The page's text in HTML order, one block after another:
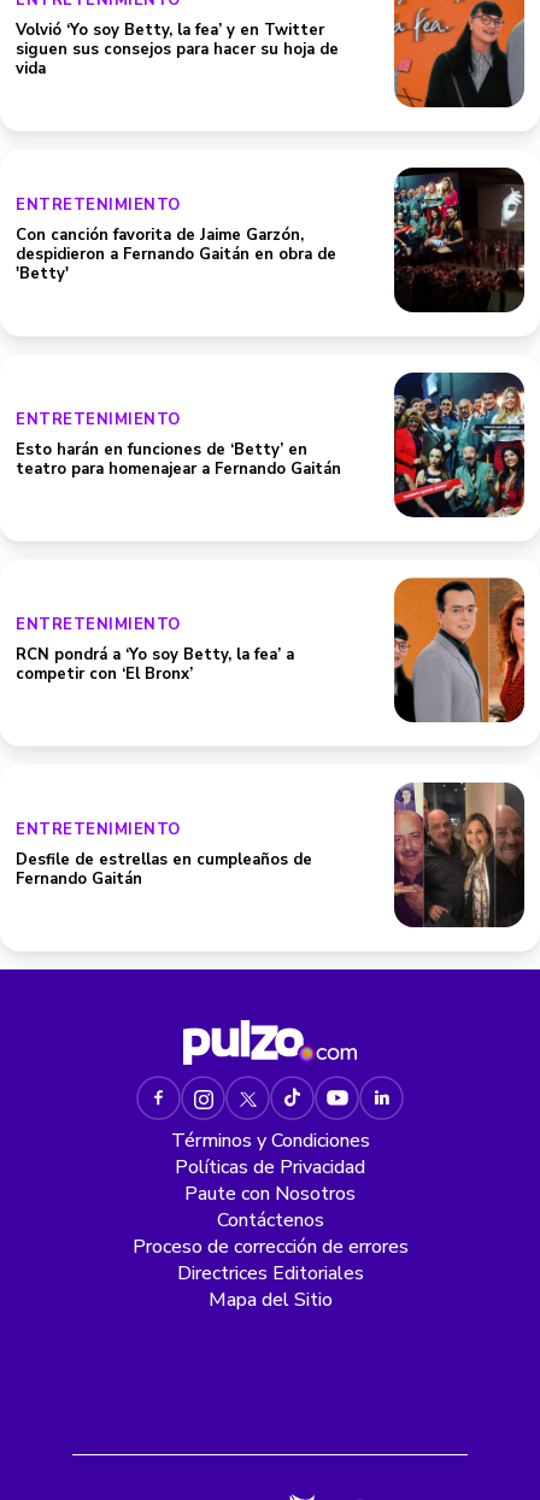
Volvió ‘Yo soy Betty, la fea’ y en Twitter
siguen sus consejos para hacer su hoja de
vida
ENTRETENIMIENTO
Con canción favorita de Jaime Garzón,
despidieron a Fernando Gaitán en obra de
'Betty'
ENTRETENIMIENTO
Esto harán en funciones de ‘Betty’ en
teatro para homenajear a Fernando Gaitán
ENTRETENIMIENTO
RCN pondrá a ‘Yo soy Betty, la fea’ a
competir con ‘El Bronx’
ENTRETENIMIENTO
Desfile de estrellas en cumpleaños de
Fernando Gaitán
Términos y Condiciones
Políticas de Privacidad
Paute con Nosotros
Contáctenos
Proceso de corrección de errores
Directrices Editoriales
Mapa del Sitio